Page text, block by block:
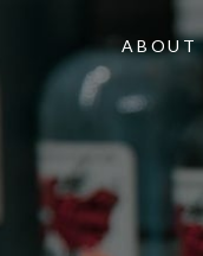
ABOUT